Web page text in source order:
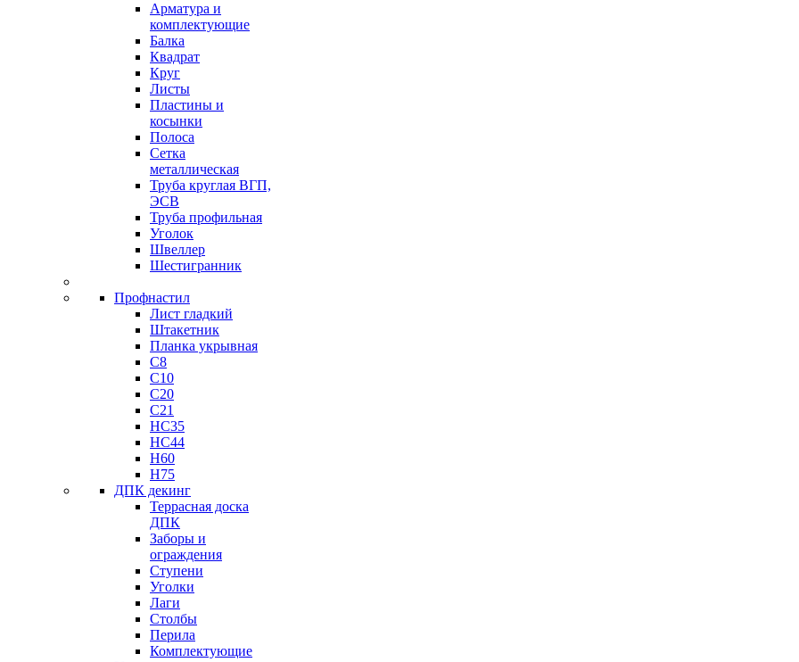
Арматура и
комплектующие
Балка
Квадрат
Круг
Листы
Пластины и
косынки
Полоса
Сетка
металлическая
Труба круглая ВГП,
ЭСВ
Труба профильная
Уголок
Швеллер
Шестигранник
Профнастил
Лист гладкий
Штакетник
Планка укрывная
C8
C10
C20
C21
НС35
HC44
H60
H75
ДПК декинг
Террасная доска
ДПК
Заборы и
ограждения
Ступени
Уголки
Лаги
Столбы
Перила
Комплектующие